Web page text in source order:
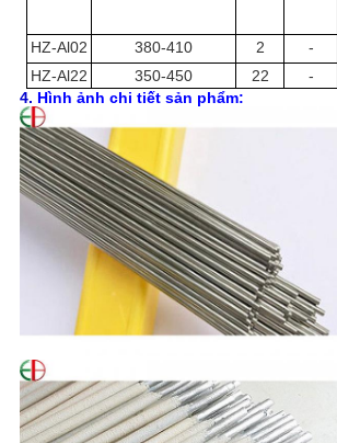
HZ-Al02
380-410 2 -
HZ-Al22
350-450 22 -
4. Hình ảnh chi tiết sản phẩm: